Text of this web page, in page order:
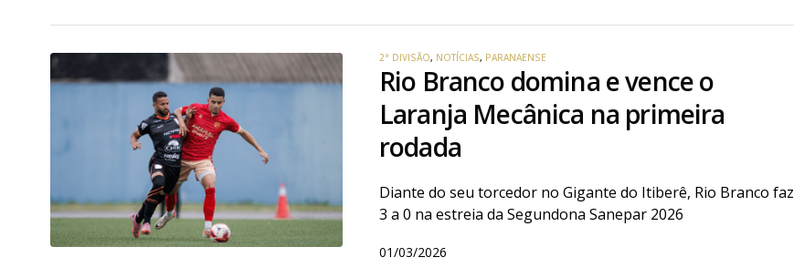
2ª DIVISÃO, NOTÍCIAS, PARANAENSE
Rio Branco domina e vence o
Laranja Mecânica na primeira
rodada
Diante do seu torcedor no Gigante do Itiberê, Rio Branco faz
3 a 0 na estreia da Segundona Sanepar 2026
01/03/2026